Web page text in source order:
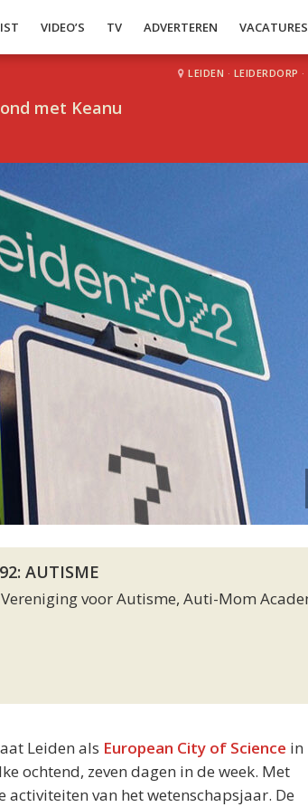
VIDEO’S TV ADVERTEREN VACATURES
met Keanu
LEIDEN · LEIDERDORP ·
AUTISME
voor Autisme, Auti-Mom
Leiden als European City of Science in
ochtend, zeven dagen in de week. Met
van het wetenschapsjaar. De